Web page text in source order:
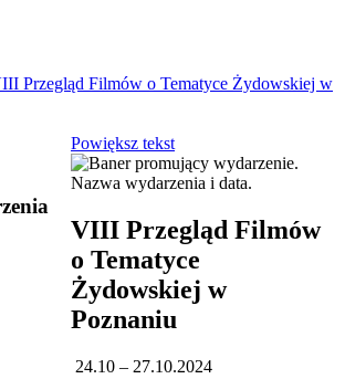
Przegląd Filmów o Tematyce Żydowskiej w
Powiększ tekst
VIII Przegląd Filmów
o Tematyce
Żydowskiej w
Poznaniu
24.10 – 27.10.2024